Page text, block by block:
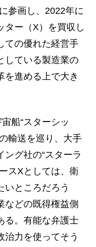
参画し、2022年に
ター（X）を買収し
ての優れた経営手
している製造業の
を進める上で大き
船“スターシッ
輸送を巡り、大手
グ社の“スターラ
スXとしては、衛
いところだろう
などの既得権益側
る。有能な弁護士
治力を使ってそう